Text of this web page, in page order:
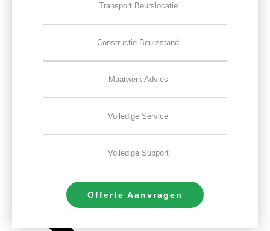
Transport Beurslocatie
Constructie Beursstand
Maatwerk Advies
Volledige Service
Volledige Support
Offerte Aanvragen